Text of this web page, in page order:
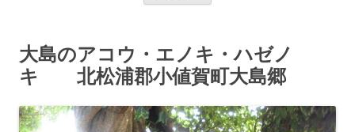
キ
ッ
プ
大島のアコウ・エノキ・ハゼノ
キ 北松浦郡小値賀町大島郷